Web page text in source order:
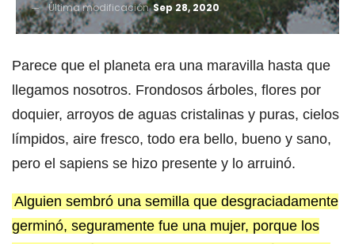
Última modificaciónSep 28, 2020
Parece que el planeta era una maravilla hasta que
llegamos nosotros. Frondosos árboles, flores por
doquier, arroyos de aguas cristalinas y puras, cielos
límpidos, aire fresco, todo era bello, bueno y sano,
pero el sapiens se hizo presente y lo arruinó.
Alguien sembró una semilla que desgraciadamente
germinó, seguramente fue una mujer, porque los